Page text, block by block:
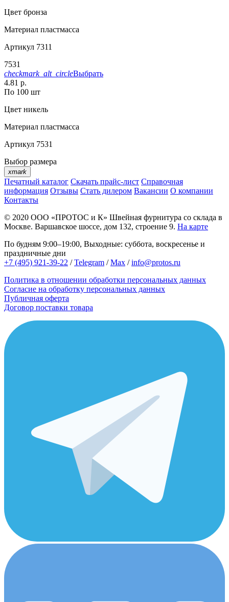
Цвет бронза
Материал пластмасса
Артикул 7311
7531
checkmark_alt_circleВыбрать
4.81 р.
По 100 шт
Цвет никель
Материал пластмасса
Артикул 7531
Выбор размера
xmark
Печатный каталог Скачать прайс-лист Справочная
информация Отзывы Стать дилером Вакансии О компании
Контакты
© 2020 ООО «ПРОТОС и К» Швейная фурнитура со склада в
Москве. Варшавское шоссе, дом 132, строение 9. На карте
По будням 9:00–19:00, Выходные: суббота, воскресенье и
праздничные дни
+7 (495) 921-39-22 /Telegram /Max /info@protos.ru
Политика в отношении обработки персональных данных
Согласие на обработку персональных данных
Публичная оферта
Договор поставки товара